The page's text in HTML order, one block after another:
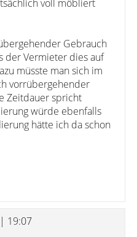
voll möbliert
Gebrauch
der Vermieter dies auf
müsste man sich im
vorrübergehender
Zeitdauer spricht
würde ebenfalls
hätte ich da schon
19:07